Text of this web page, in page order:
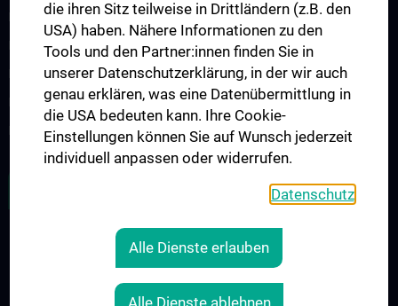
Diplomstudium UN202
PhD-Studium UN094
Doktoratsstudium UN790
Internationale Studierende
Postgraduelle Ausbildung
die ihren Sitz teilweise in Drittländern (z.B. den
USA) haben. Nähere Informationen zu den
Tools und den Partner:innen finden Sie in
unserer Datenschutzerklärung, in der wir auch
genau erklären, was eine Datenübermittlung in
die USA bedeuten kann. Ihre Cookie-
Einstellungen können Sie auf Wunsch jederzeit
individuell anpassen oder widerrufen.
Datenschutz
Alle Dienste erlauben
Alle Dienste ablehnen